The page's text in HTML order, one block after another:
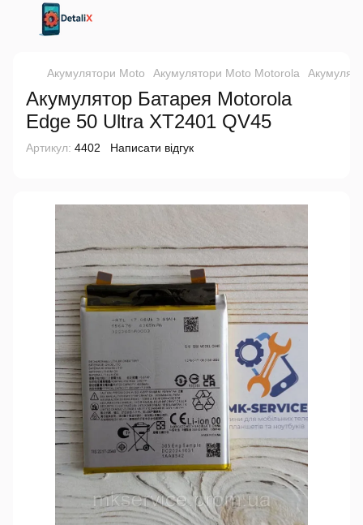
Акумулятори Moto Акумулятори Moto Motorola
Акумулятор Батарея Motorola
Edge 50 Ultra XT2401 QV45
Артикул: 4402 Написати відгук